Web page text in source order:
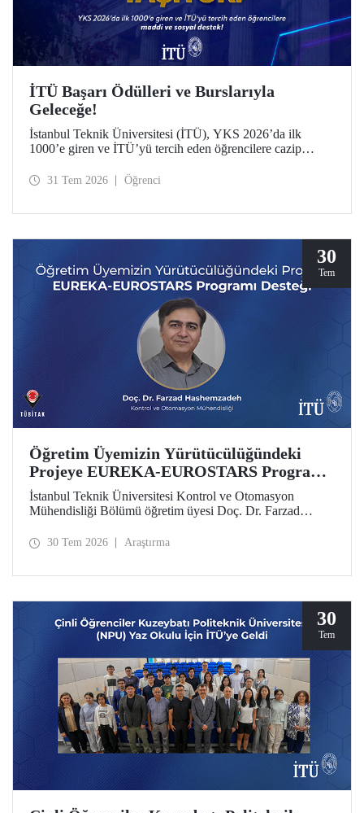
İTÜ Başarı Ödülleri ve Burslarıyla
Geleceğe!
İstanbul Teknik Üniversitesi (İTÜ), YKS 2026’da ilk
1000’e giren ve İTÜ’yü tercih eden öğrencilere cazip
31 Tem 2026 Öğrenci
30
Tem
Öğretim Üyemizin Yürütücülüğündeki
Projeye EUREKA-EUROSTARS Programı
Desteği
İstanbul Teknik Üniversitesi Kontrol ve Otomasyon
Mühendisliği Bölümü öğretim üyesi Doç. Dr. Farzad
Driven Resilient Power Systems: Revolutionizing Energy
30 Tem 2026 Araştırma
30
Tem